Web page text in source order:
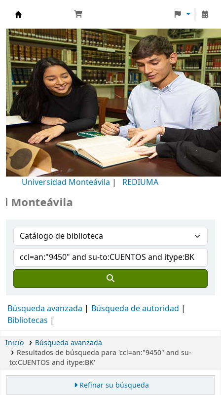
Biblioteca Universidad Monteávila
Universidad Monteávila | REDIUMA
Búsqueda avanzada
Búsqueda de autoridad
Bibliotecas
Inicio
Búsqueda avanzada
Resultados de búsqueda para 'ccl=an:"9450" and su-
to:CUENTOS and itype:BK'
Refinar su búsqueda